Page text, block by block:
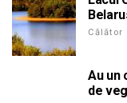
Călător
Au un
de